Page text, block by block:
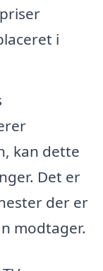
i
kan dette
Det er
der er
modtager.